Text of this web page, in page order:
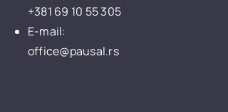
+381 69 10 55 305
E-mail:
office@pausal.rs